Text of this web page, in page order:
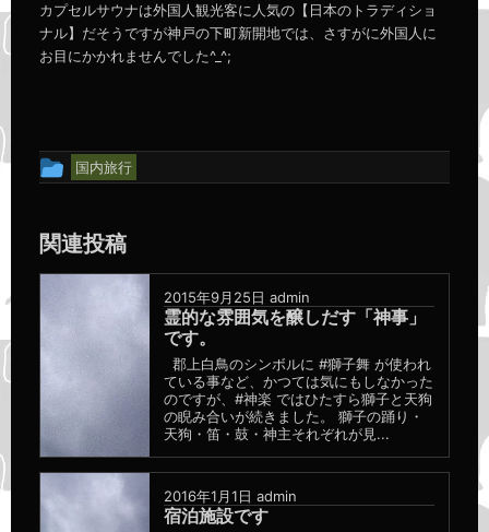
カプセルサウナは外国人観光客に人気の【日本のトラディショ
ナル】だそうですが神戸の下町新開地では、さすがに外国人に
お目にかかれませんでした^_^;
投
ル
国内旅行
関連投稿
2015年9月25日 admin
霊的な雰囲気を醸しだす「神事」
です。
郡上白鳥のシンボルに #獅子舞 が使われ
ている事など、かつては気にもしなかった
のですが、#神楽 ではひたすら獅子と天狗
の睨み合いが続きました。 獅子の踊り・
天狗・笛・鼓・神主それぞれが見...
2016年1月1日 admin
宿泊施設です